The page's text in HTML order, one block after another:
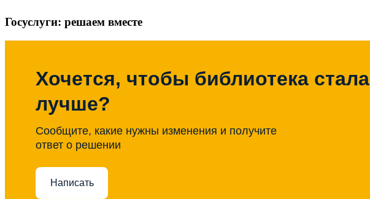
Госуслуги: решаем вместе
Хочется, чтобы библиотека стала
лучше?
Сообщите, какие нужны изменения и получите
ответ о решении
Написать